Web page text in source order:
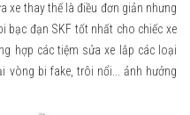
xe thay thế là điều đơn giản nhưng
bạc đạn SKF tốt nhất cho chiếc xe
hợp các tiệm sửa xe lắp các loại
vòng bi fake, trôi nổi... ảnh hưởng